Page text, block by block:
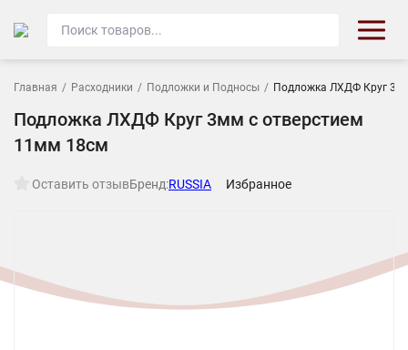
Главная / Расходники / Подложки и Подносы / Подложка ЛХДФ Круг
Подложка ЛХДФ Круг 3мм с отверстием
11мм 18см
Оставить отзывБренд:RUSSIA Избранное